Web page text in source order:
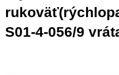
S01-4-056/9